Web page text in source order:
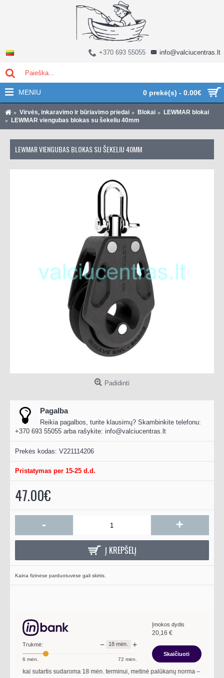
0 prekė(s) - 0.00€
+370 693 55055 info@valciucentras.lt
MENIU
Virvės, inkaravimo ir būriavimo priedai Blokai
LEWMAR blokai
LEWMAR viengubas blokas su šekeliu 40mm
LEWMAR VIENGUBAS BLOKAS SU ŠEKELIU 40MM
Padidinti
Pagalba
Reikia pagalbos, turite klausimų? Skambinkite telefonu:
+370 693 55055 arba rašykite: info@valciucentras.lt
Prekės kodas: V221114206
Pristatymas per 15-25 d.d.
47.00€
- +
Į KREPŠELĮ
Kaina fizinėse parduotuvėse gali skirtis.
Trukmė: − 18 mėn. +
6 mėn. 72 mėn.
Įmokos dydis
20,16 €
Skaičiuoti
€, kai sutartis sudaroma18mėn. terminui, metinė palūkanų norma –13,90